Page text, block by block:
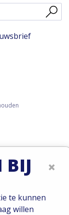
×
BIJ
te kunnen
willen